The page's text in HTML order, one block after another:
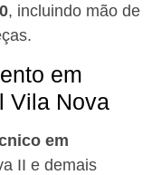
, incluindo mão de
em
Vila Nova
em
II e demais